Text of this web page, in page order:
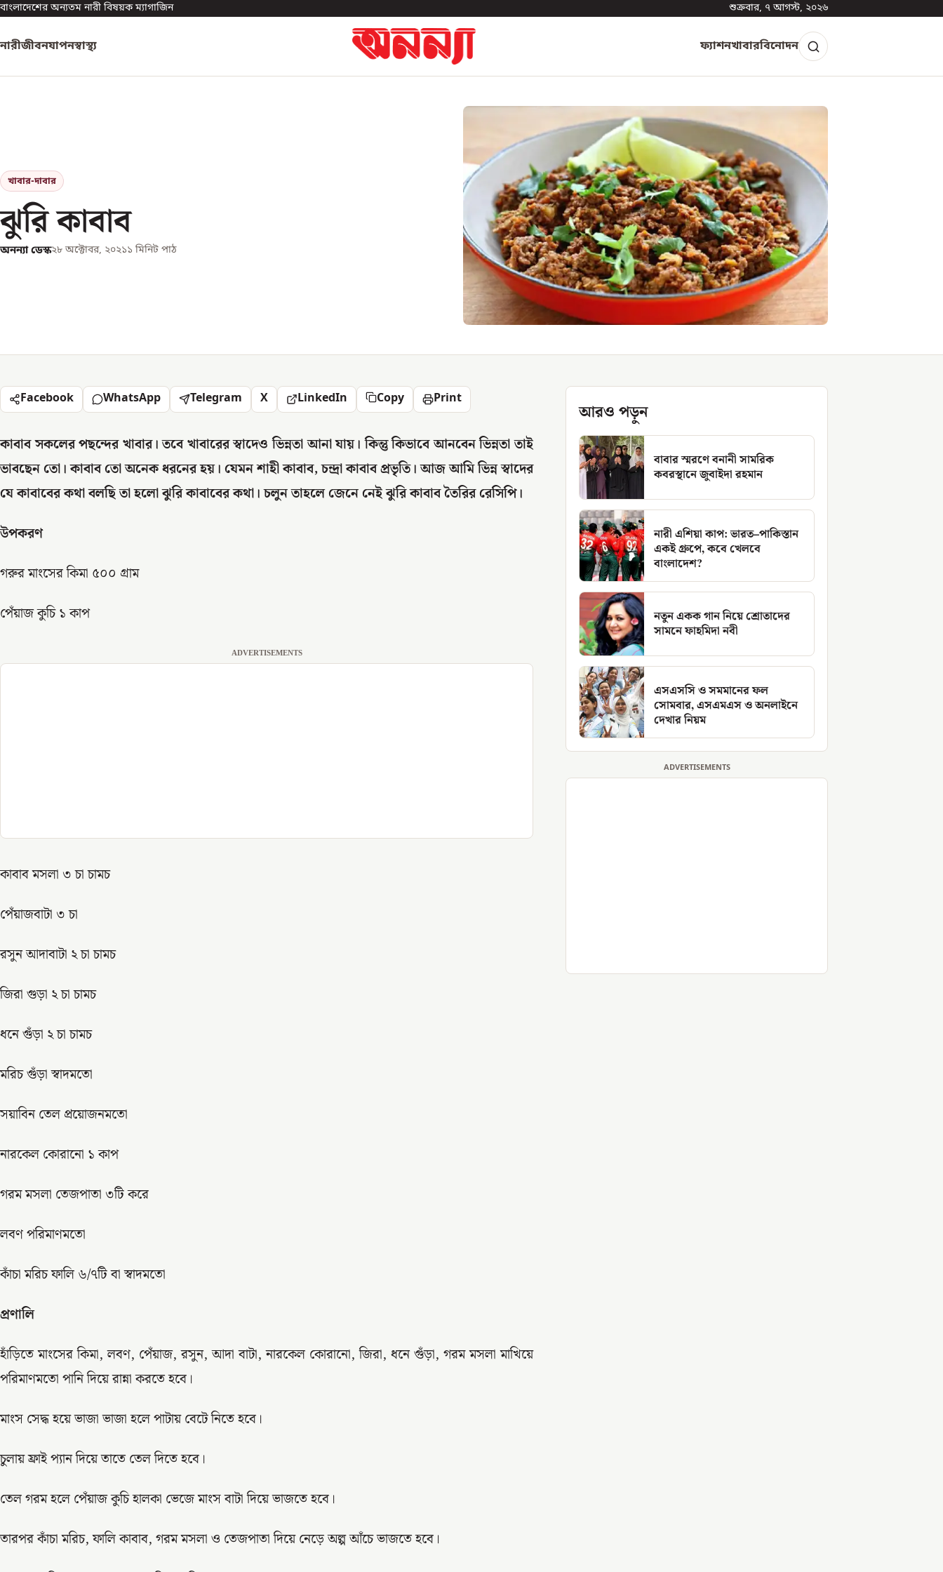
বাংলাদেশের অন্যতম নারী বিষয়ক ম্যাগাজিন শুক্রবার, ৭ আগস্ট, ২০২৬
নারীজীবনযাপনস্বাস্থ্য ফ্যাশনখাবারবিনোদন
খাবার-দাবার
ঝুরি কাবাব
অনন্যা ডেস্ক২৮ অক্টোবর, ২০২১১ মিনিট পাঠ
Facebook WhatsApp Telegram X LinkedIn Copy Print
কাবাব সকলের পছন্দের খাবার। তবে খাবারের স্বাদেও ভিন্নতা আনা যায়। কিন্তু কিভাবে আনবেন ভিন্নতা তাই
ভাবছেন তো। কাবাব তো অনেক ধরনের হয়। যেমন শাহী কাবাব, চন্দ্রা কাবাব প্রভৃতি। আজ আমি ভিন্ন স্বাদের
যে কাবাবের কথা বলছি তা হলো ঝুরি কাবাবের কথা। চলুন তাহলে জেনে নেই ঝুরি কাবাব তৈরির রেসিপি।
উপকরণ
গরুর মাংসের কিমা ৫০০ গ্রাম
পেঁয়াজ কুচি ১ কাপ
ADVERTISEMENTS
কাবাব মসলা ৩ চা চামচ
পেঁয়াজবাটা ৩ চা
রসুন আদাবাটা ২ চা চামচ
জিরা গুড়া ২ চা চামচ
ধনে গুঁড়া ২ চা চামচ
মরিচ গুঁড়া স্বাদমতো
সয়াবিন তেল প্রয়োজনমতো
নারকেল কোরানো ১ কাপ
গরম মসলা তেজপাতা ৩টি করে
লবণ পরিমাণমতো
কাঁচা মরিচ ফালি ৬/৭টি বা স্বাদমতো
প্রণালি
হাঁড়িতে মাংসের কিমা, লবণ, পেঁয়াজ, রসুন, আদা বাটা, নারকেল কোরানো, জিরা, ধনে গুঁড়া, গরম মসলা মাখিয়ে
পরিমাণমতো পানি দিয়ে রান্না করতে হবে।
মাংস সেদ্ধ হয়ে ভাজা ভাজা হলে পাটায় বেটে নিতে হবে।
চুলায় ফ্রাই প্যান দিয়ে তাতে তেল দিতে হবে।
তেল গরম হলে পেঁয়াজ কুচি হালকা ভেজে মাংস বাটা দিয়ে ভাজতে হবে।
তারপর কাঁচা মরিচ, ফালি কাবাব, গরম মসলা ও তেজপাতা দিয়ে নেড়ে অল্প আঁচে ভাজতে হবে।
আরও পড়ুন
বাবার স্মরণে বনানী সামরিক
কবরস্থানে জুবাইদা রহমান
নারী এশিয়া কাপ: ভারত–পাকিস্তান
একই গ্রুপে, কবে খেলবে
বাংলাদেশ?
নতুন একক গান নিয়ে শ্রোতাদের
সামনে ফাহমিদা নবী
এসএসসি ও সমমানের ফল
সোমবার, এসএমএস ও অনলাইনে
দেখার নিয়ম
ADVERTISEMENTS